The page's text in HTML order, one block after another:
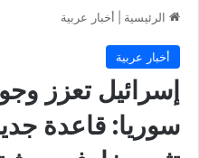
الرئيسية أخبار عربية
أخبار عربية
إسرائيل تعزز
سوريا: قاعدة